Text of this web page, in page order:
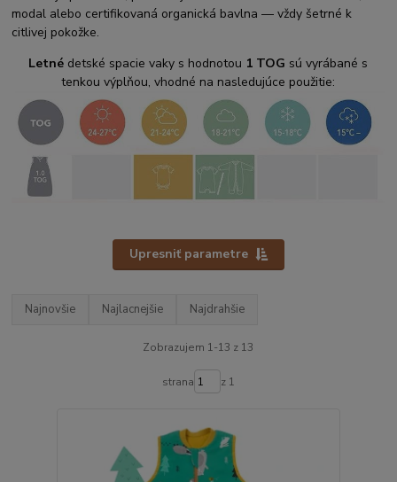
modal alebo certifikovaná organická bavlna — vždy šetrné k
citlivej pokožke.
Letné detské spacie vaky s hodnotou 1 TOG sú vyrábané s
tenkou výplňou, vhodné na nasledujúce použitie:
Upresniť parametre
Najnovšie Najlacnejšie Najdrahšie
Zobrazujem 1-13 z 13
strana z 1